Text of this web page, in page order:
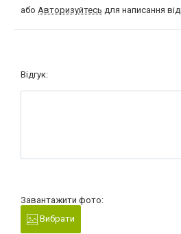
або Авторизуйтесь для написання
Відгук:
Завантажити фото:
Вибрати